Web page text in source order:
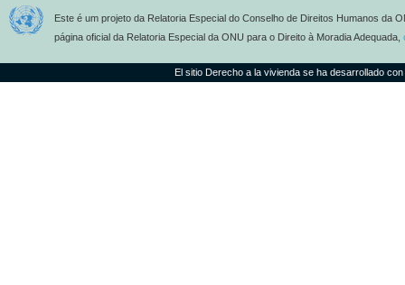
Este é um projeto da Relatoria Especial do Conselho de Direitos Humanos da
página oficial da Relatoria Especial da ONU para o Direito à Moradia Adequada,
El sitio Derecho a la vivienda se ha desarrollado